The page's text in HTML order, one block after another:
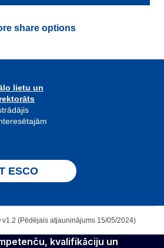
share options
lietu un
ESCO
v1.2 (Pēdējais atjauninājums 15/05/2024)
kvalifikāciju un